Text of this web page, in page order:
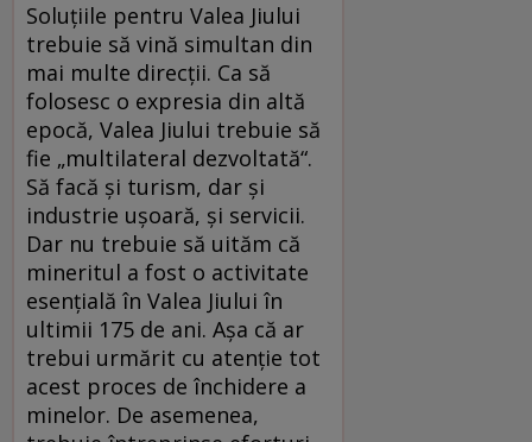
Soluţiile pentru Valea Jiului
trebuie să vină simultan din
mai multe direcţii. Ca să
folosesc o expresia din altă
epocă, Valea Jiului trebuie să
fie „multilateral dezvoltată“.
Să facă şi turism, dar şi
industrie uşoară, şi servicii.
Dar nu trebuie să uităm că
mineritul a fost o activitate
esenţială în Valea Jiului în
ultimii 175 de ani. Aşa că ar
trebui urmărit cu atenţie tot
acest proces de închidere a
minelor. De asemenea,